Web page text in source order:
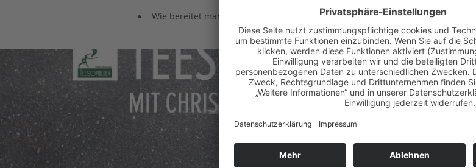
• Wie bereitet man eigentlich Tee richtig zu?